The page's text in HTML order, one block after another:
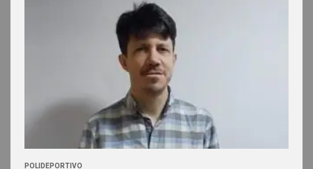
POLIDEPORTIVO